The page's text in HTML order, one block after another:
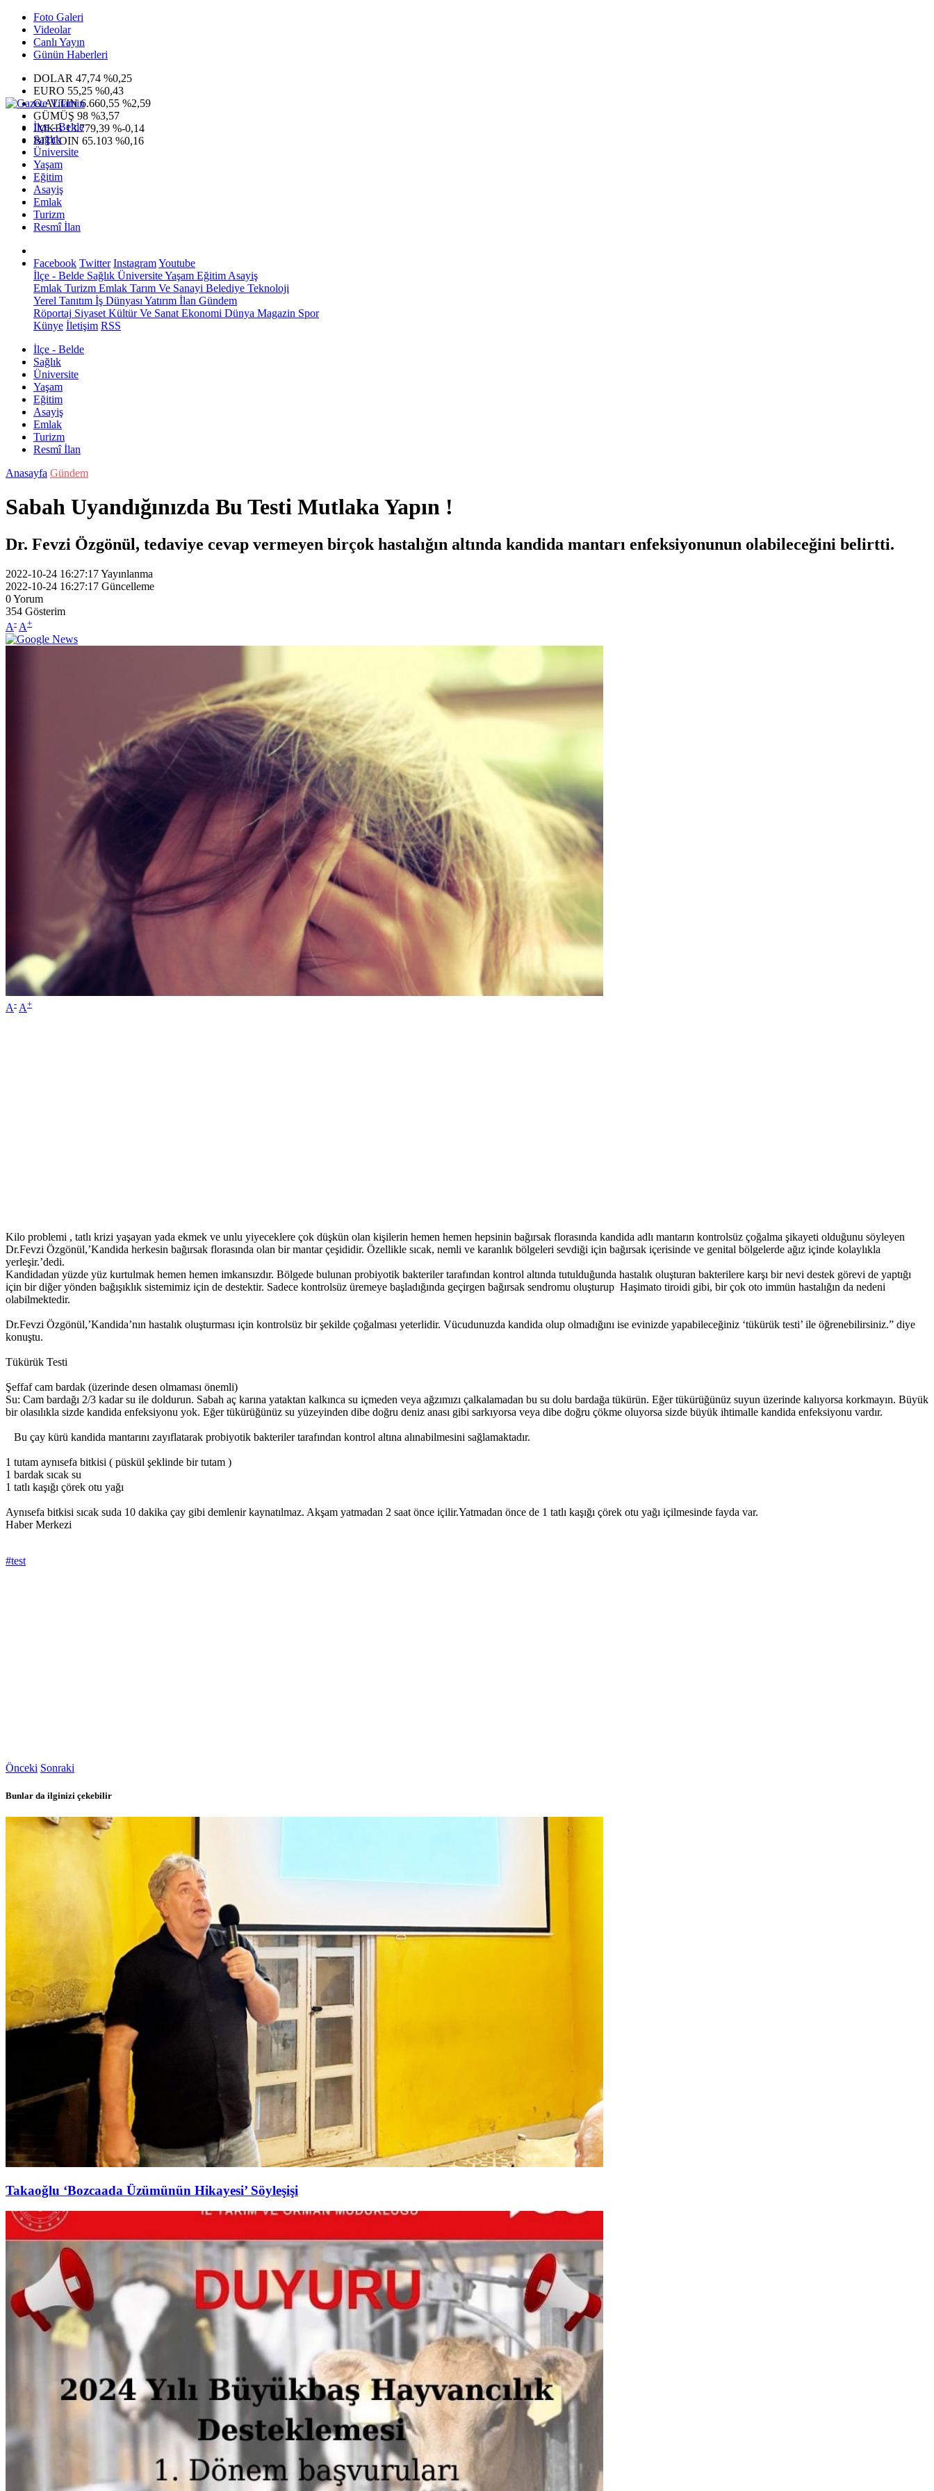
Foto Galeri
Videolar
Canlı Yayın
Günün Haberleri
DOLAR 47,74 %0,25
EURO 55,25 %0,43
G.ALTIN6.660,55 %2,59
GÜMÜŞ 98 %3,57
IMKB13.779,39 %-0,14
BITCOIN 65.103 %0,16
İlçe - Belde
Sağlık
Üniversite
Yaşam
Eğitim
Asayiş
Emlak
Turizm
Resmî İlan
Facebook Twitter InstagramYoutube
İlçe - Belde Sağlık ÜniversiteYaşam Eğitim Asayiş
Emlak Turizm Emlak Tarım Ve Sanayi Belediye Teknoloji
Yerel Tanıtım İş Dünyası Yatırım İlan Gündem
Röportaj Siyaset Kültür Ve Sanat Ekonomi Dünya Magazin Spor
Künye İletişim RSS
İlçe - Belde
Sağlık
Üniversite
Yaşam
Eğitim
Asayiş
Emlak
Turizm
Resmî İlan
Anasayfa Gündem
Sabah Uyandığınızda Bu Testi Mutlaka Yapın !
Dr. Fevzi Özgönül, tedaviye cevap vermeyen birçok hastalığın altında kandida mantarı enfeksiyonunun olabileceğini belirtti.
2022-10-24 16:27:17Yayınlanma
2022-10-24 16:27:17 Güncelleme
0Yorum
354 Gösterim
A- A+
A- A+
Kilo problemi , tatlı krizi yaşayan yada ekmek ve unlu yiyeceklere çok düşkün olan kişilerin hemen hemen hepsinin bağırsak florasında kandida adlı mantarın kontrolsüz çoğalma şikayeti olduğunu söyleyen
Dr.Fevzi Özgönül,’Kandida herkesin bağırsak florasında olan bir mantar çeşididir. Özellikle sıcak, nemli ve karanlık bölgeleri sevdiği için bağırsak içerisinde ve genital bölgelerde ağız içinde kolaylıkla
yerleşir.’dedi.
Kandidadan yüzde yüz kurtulmak hemen hemen imkansızdır. Bölgede bulunan probiyotik bakteriler tarafından kontrol altında tutulduğunda hastalık oluşturan bakterilere karşı bir nevi destek görevi de yaptığı
için bir diğer yönden bağışıklık sistemimiz için de destektir. Sadece kontrolsüz üremeye başladığında geçirgen bağırsak sendromu oluşturup Haşimato tiroidi gibi, bir çok oto immün hastalığın da nedeni
olabilmektedir.
Dr.Fevzi Özgönül,’Kandida’nın hastalık oluşturması için kontrolsüz bir şekilde çoğalması yeterlidir. Vücudunuzda kandida olup olmadığını ise evinizde yapabileceğiniz ‘tükürük testi’ ile öğrenebilirsiniz.” diye
konuştu.
Tükürük Testi
Şeffaf cam bardak (üzerinde desen olmaması önemli)
Su: Cam bardağı 2/3 kadar su ile doldurun. Sabah aç karına yataktan kalkınca su içmeden veya ağzımızı çalkalamadan bu su dolu bardağa tükürün. Eğer tükürüğünüz suyun üzerinde kalıyorsa korkmayın. Büyük
bir olasılıkla sizde kandida enfeksiyonu yok. Eğer tükürüğünüz su yüzeyinden dibe doğru deniz anası gibi sarkıyorsa veya dibe doğru çökme oluyorsa sizde büyük ihtimalle kandida enfeksiyonu vardır.
Bu çay kürü kandida mantarını zayıflatarak probiyotik bakteriler tarafından kontrol altına alınabilmesini sağlamaktadır.
1 tutam aynısefa bitkisi ( püskül şeklinde bir tutam )
1 bardak sıcak su
1 tatlı kaşığı çörek otu yağı
Aynısefa bitkisi sıcak suda 10 dakika çay gibi demlenir kaynatılmaz. Akşam yatmadan 2 saat önce içilir.Yatmadan önce de 1 tatlı kaşığı çörek otu yağı içilmesinde fayda var.
Haber Merkezi
#test
Önceki Sonraki
Bunlar da ilginizi çekebilir
Takaoğlu ‘Bozcaada Üzümünün Hikayesi’ Söyleşişi